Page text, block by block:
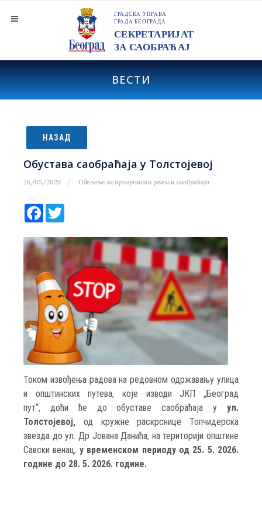
ВЕСТИ
НАЗАД
Обустава саобраћаја у Толстојевој
26/05/2026 Одељење за привремени режим саобраћаја
Facebook
Током извођења радова на редовном одржавању улица
и општинских путева, које изводи ЈКП „Београд
пут“, доћи ће до обуставе саобраћаја у ул.
Толстојевој, од кружне раскрснице Топчидерска
звезда до ул. Др Јована Данића, на територији општине
Савски венац, у временском периоду од 25. 5. 2026.
године до 28. 5. 2026. године.